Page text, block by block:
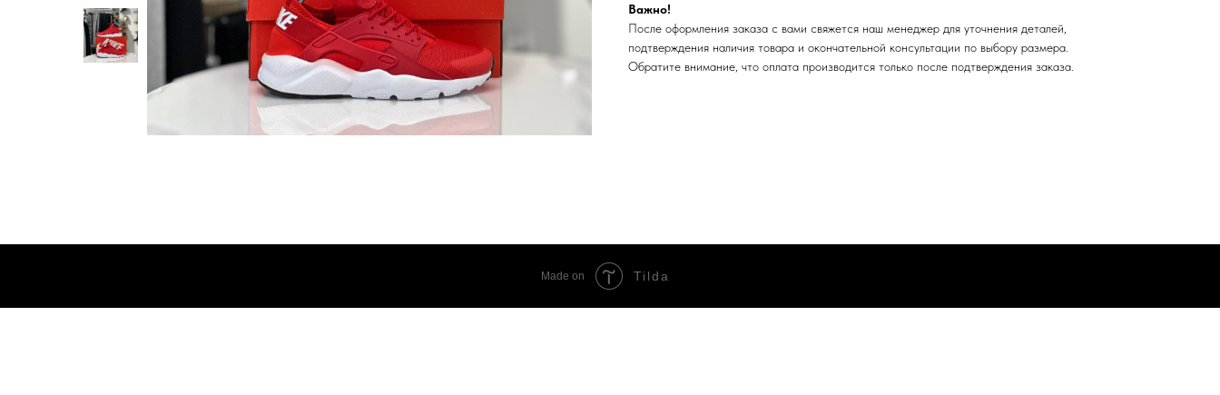
Важно!
После оформления заказа с вами свяжется наш менеджер для уточнения деталей,
подтверждения наличия товара и окончательной консультации по выбору размера.
Обратите внимание, что оплата производится только после подтверждения заказа.
Made on Tilda